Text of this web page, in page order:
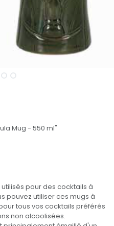
Mug - 550 ml"
pour des cocktails à
pouvez utiliser ces mugs à
tous vos cocktails préférés
non alcoolisées.